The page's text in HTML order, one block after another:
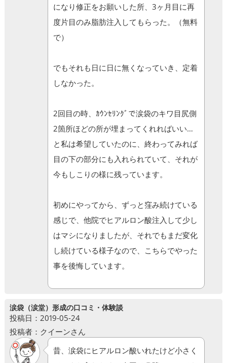
になり修正をお願いした所、3ヶ月目に再
度片目のみ脂肪注入してもらった。（無料
で）
でもそれも日に日に無くなっていき、定着
しなかった。
2回目の時、ｶｳﾝｾﾘﾝｸﾞで涙袋のキワ目尻側
2箇所ほどの所が埋まってくれればいい…
と私は希望していたのに、終わってみれば
目の下の部分にも入れられていて、それが
今もしこりの様に残っています。
初めにやってから、ずっと窪み続けている
感じで、他院でヒアルロン酸注入して少し
はマシになりましたが、それでもまだ変化
し続けている様子なので、こちらでやった
事を後悔しています。
涙袋（涙堂）形成の口コミ・体験談
投稿日：2019-05-24
投稿者：クイーンさん
昔、涙袋にヒアルロン酸いれたけど小さく